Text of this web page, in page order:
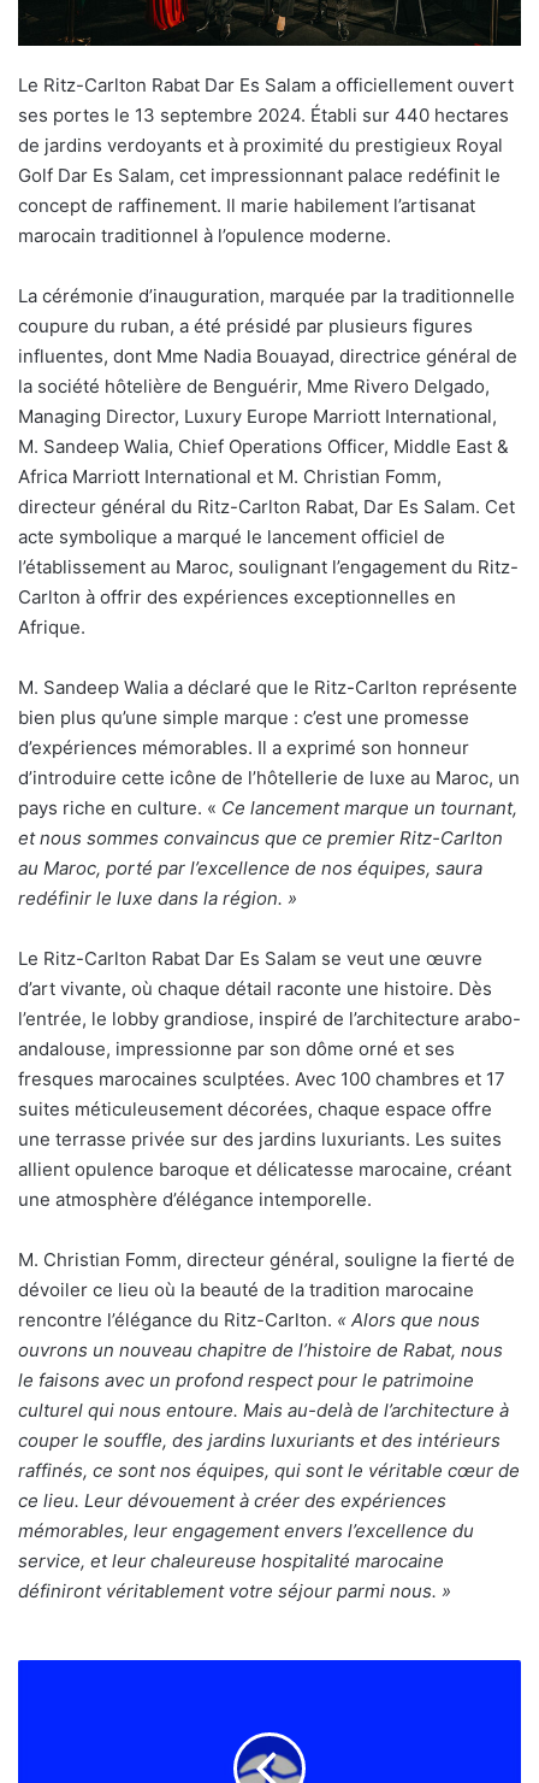
Le Ritz-Carlton Rabat Dar Es Salam a officiellement ouvert
ses portes le 13 septembre 2024. Établi sur 440 hectares
de jardins verdoyants et à proximité du prestigieux Royal
Golf Dar Es Salam, cet impressionnant palace redéfinit le
concept de raffinement. Il marie habilement l’artisanat
marocain traditionnel à l’opulence moderne.
La cérémonie d’inauguration, marquée par la traditionnelle
coupure du ruban, a été présidé par plusieurs figures
influentes, dont Mme Nadia Bouayad, directrice général de
la société hôtelière de Benguérir, Mme Rivero Delgado,
Managing Director, Luxury Europe Marriott International,
M. Sandeep Walia, Chief Operations Officer, Middle East &
Africa Marriott International et M. Christian Fomm,
directeur général du Ritz-Carlton Rabat, Dar Es Salam. Cet
acte symbolique a marqué le lancement officiel de
l’établissement au Maroc, soulignant l’engagement du Ritz-
Carlton à offrir des expériences exceptionnelles en
Afrique.
M. Sandeep Walia a déclaré que le Ritz-Carlton représente
bien plus qu’une simple marque : c’est une promesse
d’expériences mémorables. Il a exprimé son honneur
d’introduire cette icône de l’hôtellerie de luxe au Maroc, un
pays riche en culture. « Ce lancement marque un tournant,
et nous sommes convaincus que ce premier Ritz-Carlton
au Maroc, porté par l’excellence de nos équipes, saura
redéfinir le luxe dans la région. »
Le Ritz-Carlton Rabat Dar Es Salam se veut une œuvre
d’art vivante, où chaque détail raconte une histoire. Dès
l’entrée, le lobby grandiose, inspiré de l’architecture arabo-
andalouse, impressionne par son dôme orné et ses
fresques marocaines sculptées. Avec 100 chambres et 17
suites méticuleusement décorées, chaque espace offre
une terrasse privée sur des jardins luxuriants. Les suites
allient opulence baroque et délicatesse marocaine, créant
une atmosphère d’élégance intemporelle.
M. Christian Fomm, directeur général, souligne la fierté de
dévoiler ce lieu où la beauté de la tradition marocaine
rencontre l’élégance du Ritz-Carlton. « Alors que nous
ouvrons un nouveau chapitre de l’histoire de Rabat, nous
le faisons avec un profond respect pour le patrimoine
culturel qui nous entoure. Mais au-delà de l’architecture à
couper le souffle, des jardins luxuriants et des intérieurs
raffinés, ce sont nos équipes, qui sont le véritable cœur de
ce lieu. Leur dévouement à créer des expériences
mémorables, leur engagement envers l’excellence du
service, et leur chaleureuse hospitalité marocaine
définiront véritablement votre séjour parmi nous. »